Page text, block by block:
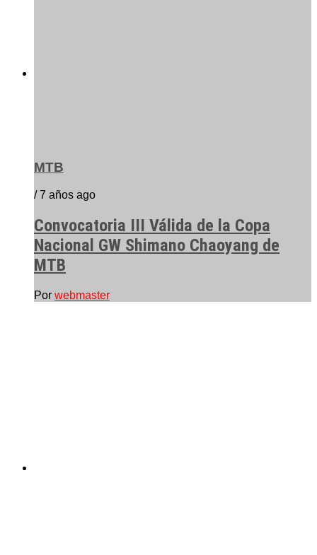
MTB
/ 7 años ago
Convocatoria III Válida de la Copa
Nacional GW Shimano Chaoyang de
MTB
Por webmaster